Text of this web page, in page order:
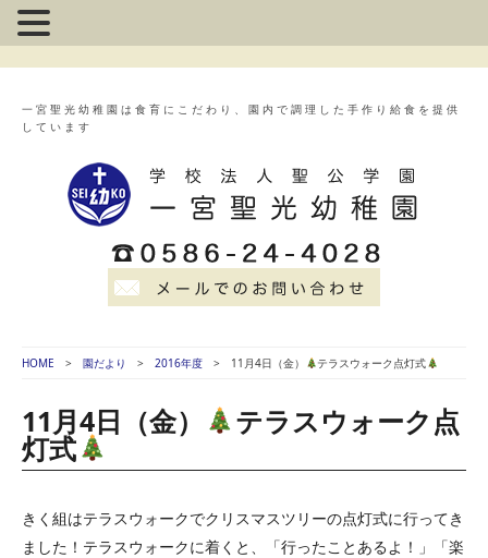
一宮聖光幼稚園は食育にこだわり、園内で調理した手作り給食を提供
しています
HOME 園だより 2016年度 11月4日（金） テラスウォーク点灯式
11月4日（金） テラスウォーク点
灯式
きく組はテラスウォークでクリスマスツリーの点灯式に行ってき
ました！テラスウォークに着くと、「行ったことあるよ！」「楽